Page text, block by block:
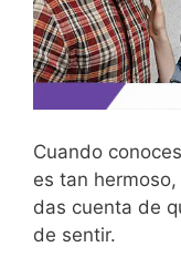
Cuando
es tan
das cuenta de
de sentir.